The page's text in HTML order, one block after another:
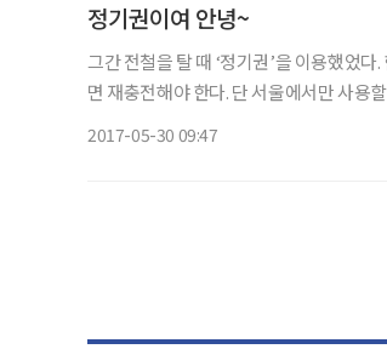
정기권이여 안녕~
그간 전철을 탈 때 ‘정기권’을 이용했었
면 재충전해야 한다. 단 서울에서만 사용
2017-05-30 09:47